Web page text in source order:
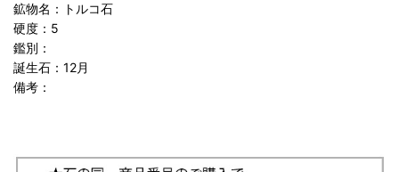
鉱物名：トルコ石
硬度：5
鑑別：
誕生石：12月
備考：